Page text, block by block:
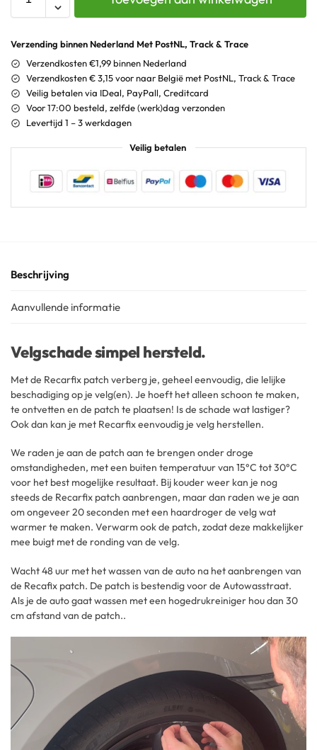
Verzending binnen Nederland Met PostNL, Track & Trace
Verzendkosten €1,99 binnen Nederland
Verzendkosten € 3,15 voor naar België met PostNL, Track & Trace
Veilig betalen via IDeal, PayPall, Creditcard
Voor 17:00 besteld, zelfde (werk)dag verzonden
Levertijd 1 – 3 werkdagen
Veilig betalen
Beschrijving
Aanvullende informatie
Velgschade simpel hersteld.
Met de Recarfix patch verberg je, geheel eenvoudig, die lelijke
beschadiging op je velg(en). Je hoeft het alleen schoon te maken,
te ontvetten en de patch te plaatsen! Is de schade wat lastiger?
Ook dan kan je met Recarfix eenvoudig je velg herstellen.
We raden je aan de patch aan te brengen onder droge
omstandigheden, met een buiten temperatuur van 15°C tot 30°C
voor het best mogelijke resultaat. Bij kouder weer kan je nog
steeds de Recarfix patch aanbrengen, maar dan raden we je aan
om ongeveer 20 seconden met een haardroger de velg wat
warmer te maken. Verwarm ook de patch, zodat deze makkelijker
mee buigt met de ronding van de velg.
Wacht 48 uur met het wassen van de auto na het aanbrengen van
de Recafix patch. De patch is bestendig voor de Autowasstraat.
Als je de auto gaat wassen met een hogedrukreiniger hou dan 30
cm afstand van de patch..